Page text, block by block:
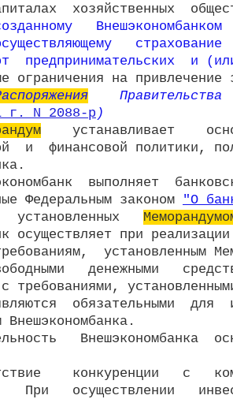
хозяйственных
Внешэкономбанком
предпринимательских  и
ограничения на привлечение
г. N 2088-р )
устанавливает
и  финансовой политики,
выполняет
Федеральным законом
"О
установленных
осуществляет при
установленным
денежными
требованиями,
обязательными  для
Внешэкономбанка.
Внешэкономбанка
конкуренции   с
При   осуществлении